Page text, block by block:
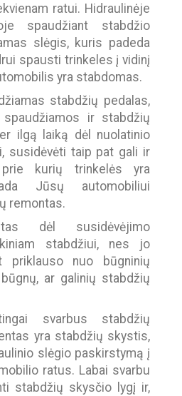
ratui. Hidraulinėje
spaudžiant stabdžio
slėgis, kuris padeda
spausti trinkeles į vidinį
yra stabdomas.
stabdžių pedalas,
ir stabdžių
ilgą laiką dėl nuolatinio
susidėvėti taip pat gali ir
kurių trinkelės yra
Jūsų automobiliui
remontas.
dėl susidėvėjimo
stabdžiui, nes jo
priklauso nuo būgninių
ar galinių stabdžių
svarbus stabdžių
yra stabdžių skystis,
slėgio paskirstymą į
ratus. Labai svarbu
stabdžių skysčio lygį ir,